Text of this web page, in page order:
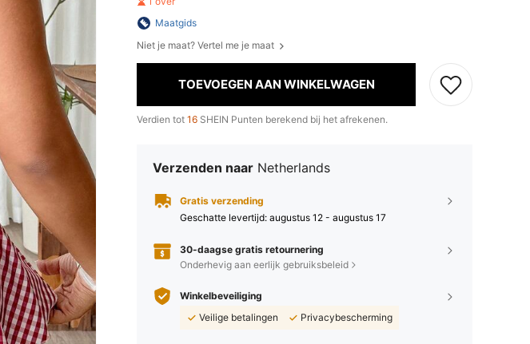
Maatgids
Niet je maat? Vertel me je maat
TOEVOEGEN AAN WINKELWAGEN
Verdien tot 16 SHEIN Punten berekend bij het afrekenen.
Verzenden naar Netherlands
Gratis verzending
Geschatte levertijd: augustus 12 - augustus 17
30-daagse gratis retournering
Onderhevig aan eerlijk gebruiksbeleid
Winkelbeveiliging
Veilige betalingen
Privacybescherming